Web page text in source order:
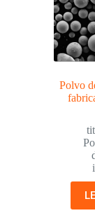
Polvo